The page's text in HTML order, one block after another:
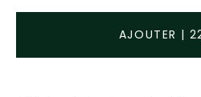
AJOUTER |